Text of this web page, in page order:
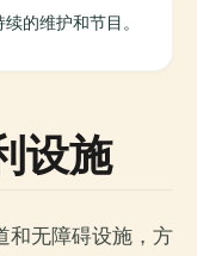
的维护和节目。
设施
和无障碍设施，方